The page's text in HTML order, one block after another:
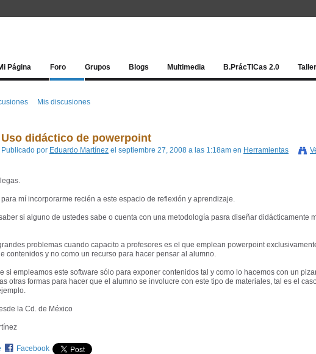
Página Foro Grupos Blogs Multimedia B.PrácTICas 2.0
Mis discusiones
Uso didáctico de powerpoint
Publicado por Eduardo Martínez el septiembre 27, 2008 a las 1:18am en Herramientas
para mí incorporarme recién a este espacio de reflexión y aprendizaje.
si alguno de ustedes sabe o cuenta con una metodología pasra diseñar didácticamente
problemas cuando capacito a profesores es el que emplean powerpoint
contenidos y no como un recurso para hacer pensar al alumno.
si empleamos este software sólo para exponer contenidos tal y como lo hacemos con un
otras formas para hacer que el alumno se involucre con este tipo de materiales, tal es el
la Cd. de México
Facebook